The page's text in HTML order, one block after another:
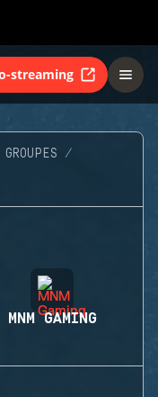
streaming
MNM GAMING